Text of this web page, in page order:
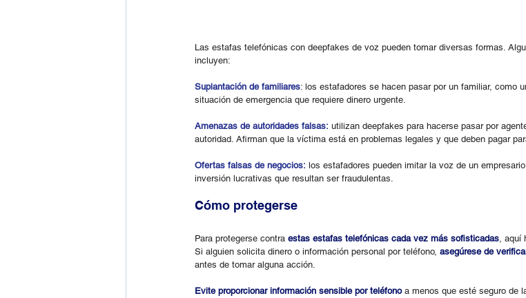
Las estafas telefónicas con deepfakes de voz pueden tomar diversas formas.
incluyen:
Suplantación de familiares: los estafadores se hacen pasar por un familiar, como
situación de emergencia que requiere dinero urgente.
Amenazas de autoridades falsas: utilizan deepfakes para hacerse pasar por
autoridad. Afirman que la víctima está en problemas legales y que deben pagar
Ofertas falsas de negocios: los estafadores pueden imitar la voz de un
inversión lucrativas que resultan ser fraudulentas.
Cómo protegerse
Para protegerse contra estas estafas telefónicas cada vez más sofisticadas, aquí
Si alguien solicita dinero o información personal por teléfono, asegúrese de
antes de tomar alguna acción.
Evite proporcionar información sensible por teléfono a menos que esté seguro de